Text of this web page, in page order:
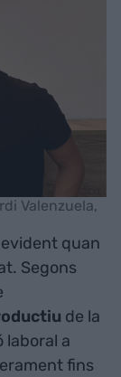
Valenzuela,
quan
Segons
de la
laboral a
fins